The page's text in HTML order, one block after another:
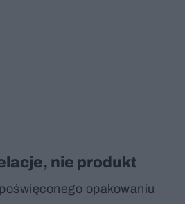
nie produkt
opakowaniu